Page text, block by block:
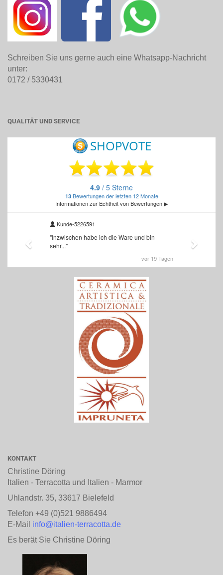
Schreiben Sie uns gerne auch eine Whatsapp-Nachricht
unter:
0172 / 5330431
QUALITÄT UND SERVICE
KONTAKT
Christine Döring
Italien - Terracotta und Italien - Marmor
Uhlandstr. 35, 33617 Bielefeld
Telefon +49 (0)521 9886494
E-Mail info@italien-terracotta.de
Es berät Sie Christine Döring